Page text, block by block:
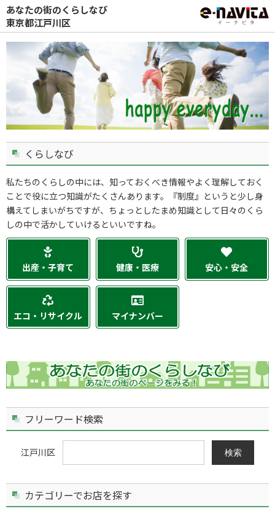
あなたの街のくらしなび
東京都江戸川区
くらしなび
私たちのくらしの中には、知っておくべき情報やよく理解しておく
ことで役に立つ知識がたくさんあります。『制度』というと少し身
構えてしまいがちですが、ちょっとしたまめ知識として日々のくら
しの中で活かしていけるといいですね。
出産・子育て 健康・医療 安心・安全
エコ・リサイクル マイナンバー
フリーワード検索
江戸川区 検索
カテゴリーでお店を探す